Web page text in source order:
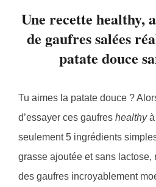
Une recette healthy,
de gaufres salées
patate douce
Tu aimes la patate douce ?
d’essayer ces gaufres healthyà
seulement 5 ingrédients
grasse ajoutée et sans
des gaufres incroyablement